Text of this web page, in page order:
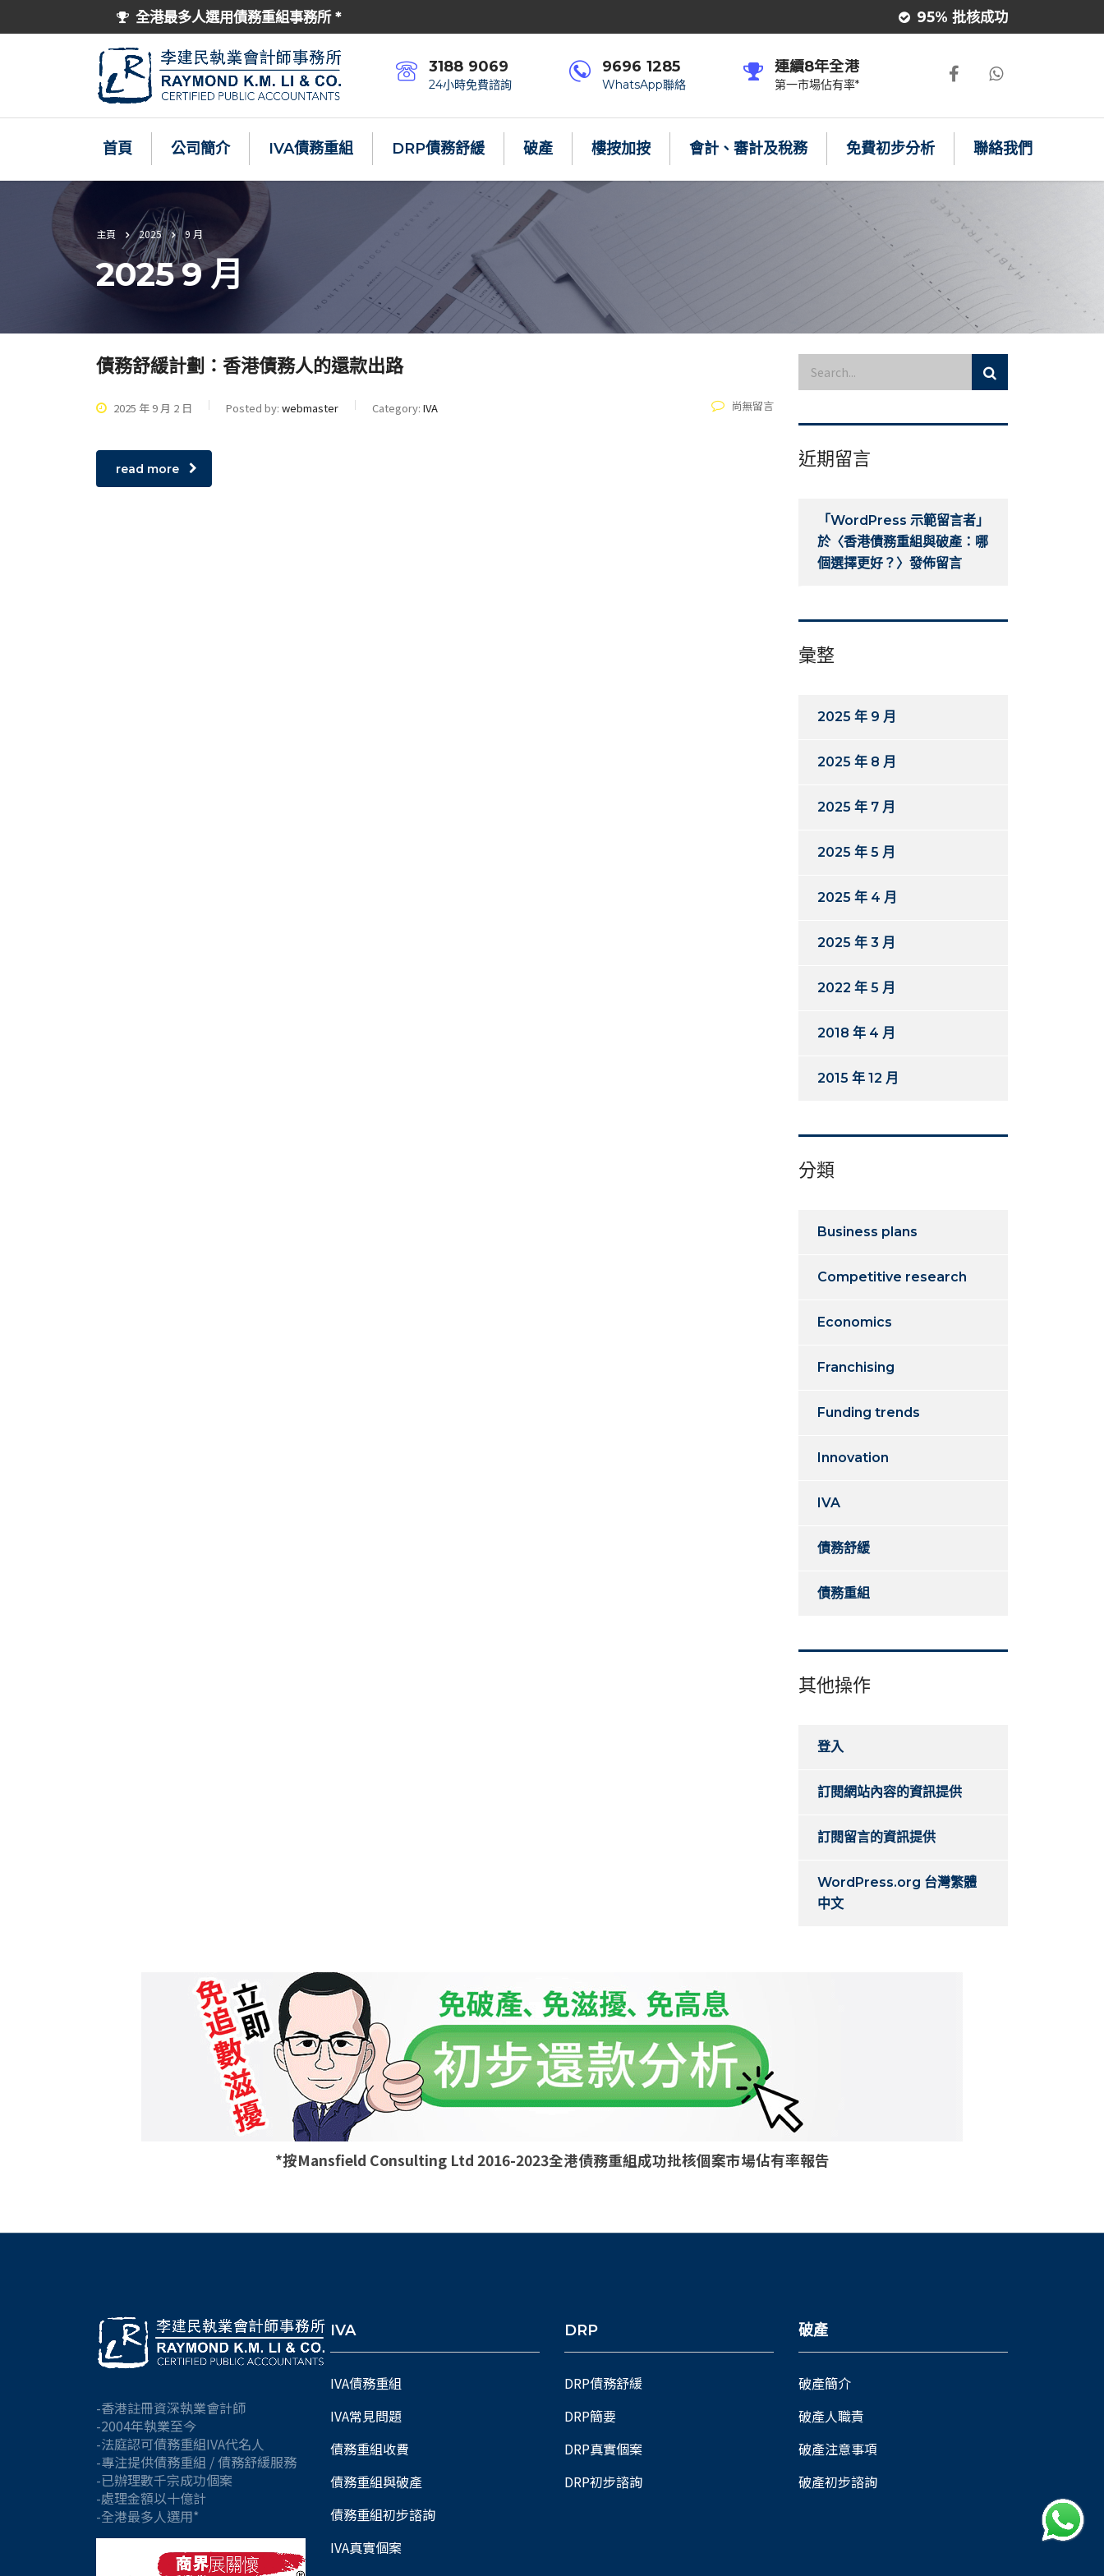
全港最多人選用債務重組事務所 * 95% 批核成功
3188 9069
24小時免費諮詢
9696 1285
WhatsApp聯絡
連續8年全港
第一市場佔有率*
首頁 公司簡介 IVA債務重組 DRP債務舒緩 破產 樓按加按 會計、審計及稅務 免費初步分析 聯絡我們
主頁 2025 9 月
2025 9 月
債務舒緩計劃：香港債務人的還款出路
2025 年 9 月 2 日 Posted by: webmaster Category: IVA 尚無留言
read more 近期留言
「WordPress 示範留言者 」
於〈香港債務重組與破產：哪
個選擇更好？ 〉發佈留言
彙整
2025 年 9 月
2025 年 8 月
2025 年 7 月
2025 年 5 月
2025 年 4 月
2025 年 3 月
2022 年 5 月
2018 年 4 月
2015 年 12 月
分類
Business plans
Competitive research
Economics
Franchising
Funding trends
Innovation
IVA
債務舒緩
債務重組
其他操作
登入
訂閱網站內容的資訊提供
訂閱留言的資訊提供
WordPress.org 台灣繁體
中文
*按Mansfield Consulting Ltd 2016-2023全港債務重組成功批核個案市場佔有率報告
-香港註冊資深執業會計師
-2004年執業至今
-法庭認可債務重組IVA代名人
-專注提供債務重組 / 債務舒緩服務
-已辦理數千宗成功個案
-處理金額以十億計
-全港最多人選用*
IVA
IVA債務重組
IVA常見問題
債務重組收費
債務重組與破產
債務重組初步諮詢
IVA真實個案
DRP
DRP債務舒緩
DRP簡要
DRP真實個案
DRP初步諮詢
破產
破產簡介
破產人職責
破產注意事項
破產初步諮詢